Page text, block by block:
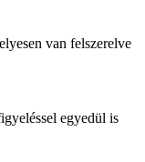
van felszerelve
egyedül is